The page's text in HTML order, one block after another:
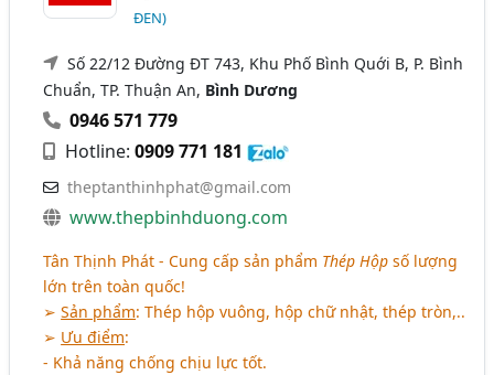
ĐEN)
Số 22/12 Đường ĐT 743, Khu Phố Bình Quới B, P. Bình
Chuẩn, TP. Thuận An, Bình Dương
0946 571 779
Hotline:0909 771 181
theptanthinhphat@gmail.com
www.thepbinhduong.com
Tân Thịnh Phát - Cung cấp sản phẩm Thép Hộp số lượng
lớn trên toàn quốc!
➢Sản phẩm: Thép hộp vuông, hộp chữ nhật, thép tròn,..
➢ Ưu điểm:
- Khả năng chống chịu lực tốt.